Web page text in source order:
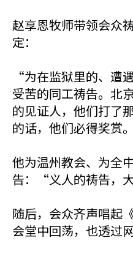
赵享恩牧师带领会众
定：
“为在监狱里的、遭
受苦的同工祷告。北
的见证人，他们打了
的话，他们必得奖赏
他为温州教会、为全
告：“义人的祷告，
随后，会众齐声唱起
会堂中回荡，也透过